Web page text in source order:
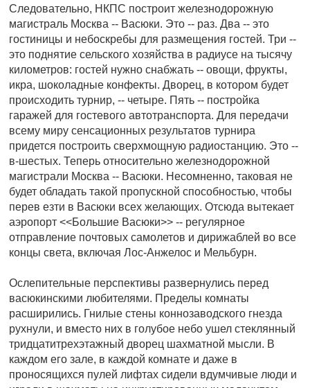
Следовательно, НКПС построит железнодорожную
магистраль Москва -- Васюки. Это -- раз. Два -- это
гостиницы и небоскребы для размещения гостей. Три --
это поднятие сельского хозяйства в радиусе на тысячу
километров: гостей нужно снабжать -- овощи, фрукты,
икра, шоколадные конфекты. Дворец, в котором будет
происходить турнир, -- четыре. Пять -- постройка
гаражей для гостевого автотранспорта. Для передачи
всему миру сенсационных результатов турнира
придется построить сверхмощную радиостанцию. Это --
в-шестых. Теперь относительно железнодорожной
магистрали Москва -- Васюки. Несомненно, таковая не
будет обладать такой пропускной способностью, чтобы
перев езти в Васюки всех желающих. Отсюда вытекает
аэропорт <<Большие Васюки>> -- регулярное
отправление почтовых самолетов и дирижаблей во все
концы света, включая Лос-Анжелос и Мельбурн.
Ослепительные перспективы развернулись перед
васюкинскими любителями. Пределы комнаты
расширились. Гнилые стены коннозаводского гнезда
рухнули, и вместо них в голубое небо ушел стеклянный
тридцатитрехэтажный дворец шахматной мысли. В
каждом его зале, в каждой комнате и даже в
проносящихся пулей лифтах сидели вдумчивые люди и